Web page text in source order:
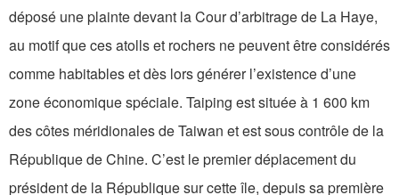
déposé une plainte devant la Cour d’arbitrage de La Haye,
au motif que ces atolls et rochers ne peuvent être considérés
comme habitables et dès lors générer l’existence d’une
zone économique spéciale. Taiping est située à 1 600 km
des côtes méridionales de Taiwan et est sous contrôle de la
République de Chine. C’est le premier déplacement du
président de la République sur cette île, depuis sa première